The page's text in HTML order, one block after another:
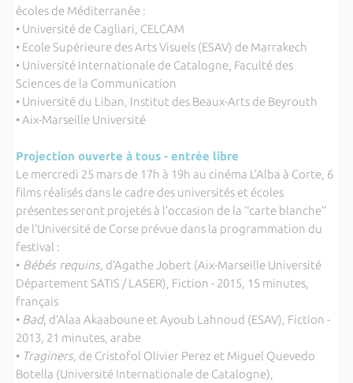
écoles de Méditerranée :
• Université de Cagliari, CELCAM
• Ecole Supérieure des Arts Visuels (ESAV) de Marrakech
• Université Internationale de Catalogne, Faculté des
Sciences de la Communication
• Université du Liban, Institut des Beaux-Arts de Beyrouth
• Aix-Marseille Université
Projection ouverte à tous - entrée libre
Le mercredi 25 mars de 17h à 19h au cinéma L’Alba à Corte, 6
films réalisés dans le cadre des universités et écoles
présentes seront projetés à l’occasion de la ‘‘carte blanche’’
de l’Université de Corse prévue dans la programmation du
festival :
•Bébés requins, d’Agathe Jobert (Aix-Marseille Université
Département SATIS / LASER), Fiction - 2015, 15 minutes,
français
• Bad, d’Alaa Akaaboune et Ayoub Lahnoud (ESAV), Fiction -
2013, 21 minutes, arabe
• Traginers, de Cristofol Olivier Perez et Miguel Quevedo
Botella (Université Internationale de Catalogne),